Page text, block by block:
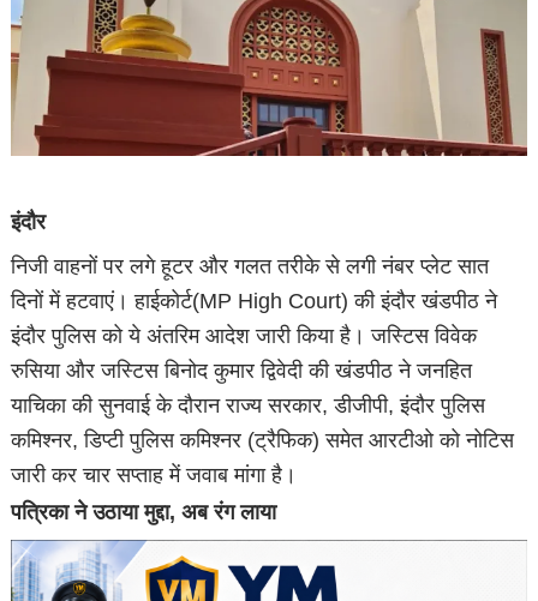
इंदौर
निजी वाहनों पर लगे हूटर और गलत तरीके से लगी नंबर प्लेट सात
दिनों में हटवाएं। हाईकोर्ट(MP High Court) की इंदौर खंडपीठ ने
इंदौर पुलिस को ये अंतरिम आदेश जारी किया है। जस्टिस विवेक
रुसिया और जस्टिस बिनोद कुमार द्विवेदी की खंडपीठ ने जनहित
याचिका की सुनवाई के दौरान राज्य सरकार, डीजीपी, इंदौर पुलिस
कमिश्नर, डिप्टी पुलिस कमिश्नर (ट्रैफिक) समेत आरटीओ को नोटिस
जारी कर चार सप्ताह में जवाब मांगा है।
पत्रिका ने उठाया मुद्दा, अब रंग लाया